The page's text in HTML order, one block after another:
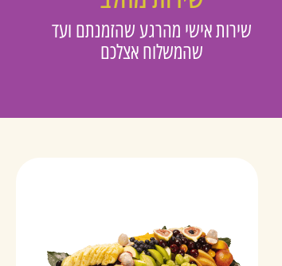
שירות אישי מהרגע שהזמנתם ועד
שהמשלוח אצלכם